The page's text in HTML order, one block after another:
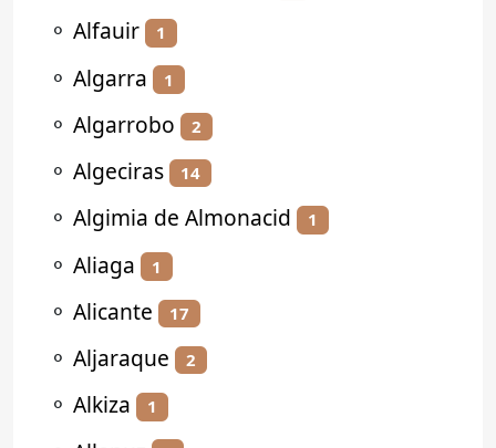
⚬ Alfauir 1
⚬ Algarra 1
⚬ Algarrobo 2
⚬ Algeciras 14
⚬ Algimia de Almonacid 1
⚬ Aliaga 1
⚬ Alicante 17
⚬ Aljaraque 2
⚬ Alkiza 1